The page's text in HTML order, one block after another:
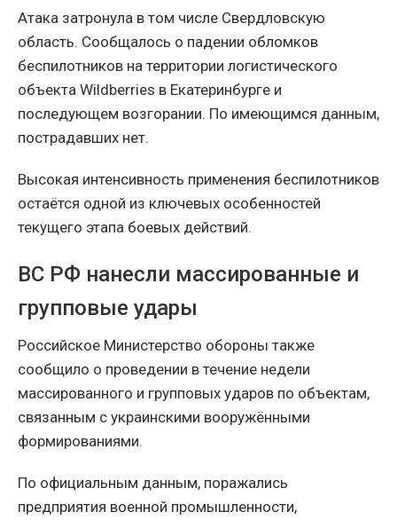
Атака затронула в том числе Свердловскую
область. Сообщалось о падении обломков
беспилотников на территории логистического
объекта Wildberries в Екатеринбурге и
последующем возгорании. По имеющимся данным,
пострадавших нет.
Высокая интенсивность применения беспилотников
остаётся одной из ключевых особенностей
текущего этапа боевых действий.
ВС РФ нанесли массированные и
групповые удары
Российское Министерство обороны также
сообщило о проведении в течение недели
массированного и групповых ударов по объектам,
связанным с украинскими вооружёнными
формированиями.
По официальным данным, поражались
предприятия военной промышленности,